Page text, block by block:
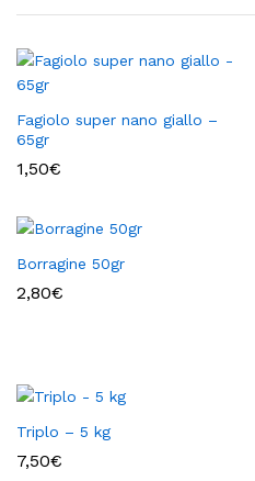
Fagiolo super nano giallo –
65gr
1,50€
Borragine 50gr
2,80€
Triplo – 5 kg
7,50€